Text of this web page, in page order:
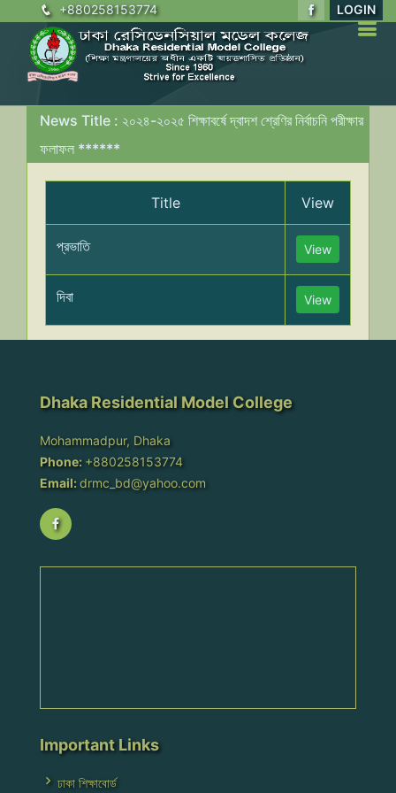
+880258153774 LOGIN
News Title : ২০২৪-২০২৫ শিক্ষাবর্ষে দ্বাদশ শ্রেণির নির্বাচনি পরীক্ষার
ফলাফল ******
Title View
প্রভাতি View
দিবা View
Dhaka Residential Model College
Mohammadpur, Dhaka
Phone: +880258153774
Email: drmc_bd@yahoo.com
Important Links
ঢাকা শিক্ষাবোর্ড